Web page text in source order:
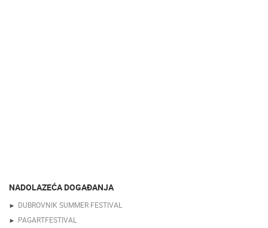
NADOLAZEĆA DOGAĐANJA
DUBROVNIK SUMMER FESTIVAL
PAGARTFESTIVAL